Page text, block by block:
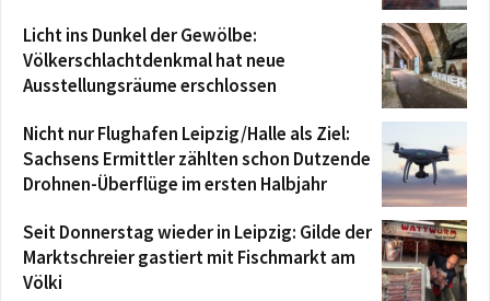
Licht ins Dunkel der Gewölbe:
Völkerschlachtdenkmal hat neue
Ausstellungsräume erschlossen
Nicht nur Flughafen Leipzig/Halle als Ziel:
Sachsens Ermittler zählten schon Dutzende
Drohnen-Überflüge im ersten Halbjahr
Seit Donnerstag wieder in Leipzig: Gilde der
Marktschreier gastiert mit Fischmarkt am
Völki